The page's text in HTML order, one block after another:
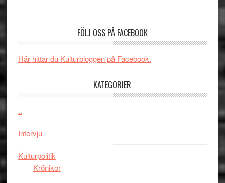
spännande
kan
FÖLJ OSS PÅ FACEBOOK
Här hittar du Kulturbloggen på Facebook.
KATEGORIER
..
Intervju
Kulturpolitik
Krönikor